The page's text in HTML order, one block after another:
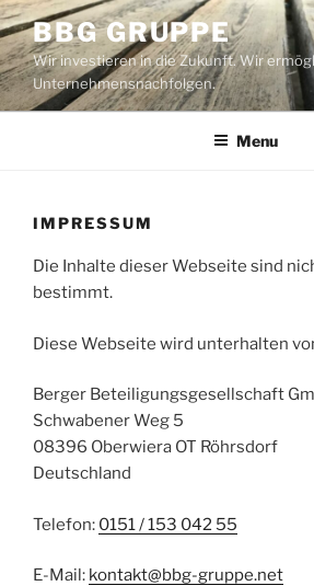
Skip
to
content
BBG GRUPPE
Wir investieren in die Zukunft. Wir
Unternehmensnachfolgen.
Menu
IMPRESSUM
Die Inhalte dieser Webseite sind
bestimmt.
Diese Webseite wird unterhalten
Berger Beteiligungsgesellschaft
Schwabener Weg 5
08396 Oberwiera OT Röhrsdorf
Deutschland
Telefon: 0151 / 153 042 55
E-Mail: kontakt@bbg-gruppe.net